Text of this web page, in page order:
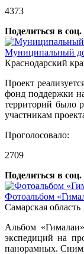
4373
Поделиться в соц.
Муниципальный
Краснодарский
Проект
фонд поддержки
территорий было
участникам
Проголосовало:
2709
Поделиться в соц.
Фотоальбом
Самарская область
Альбом
экспедиций на
панорамных.